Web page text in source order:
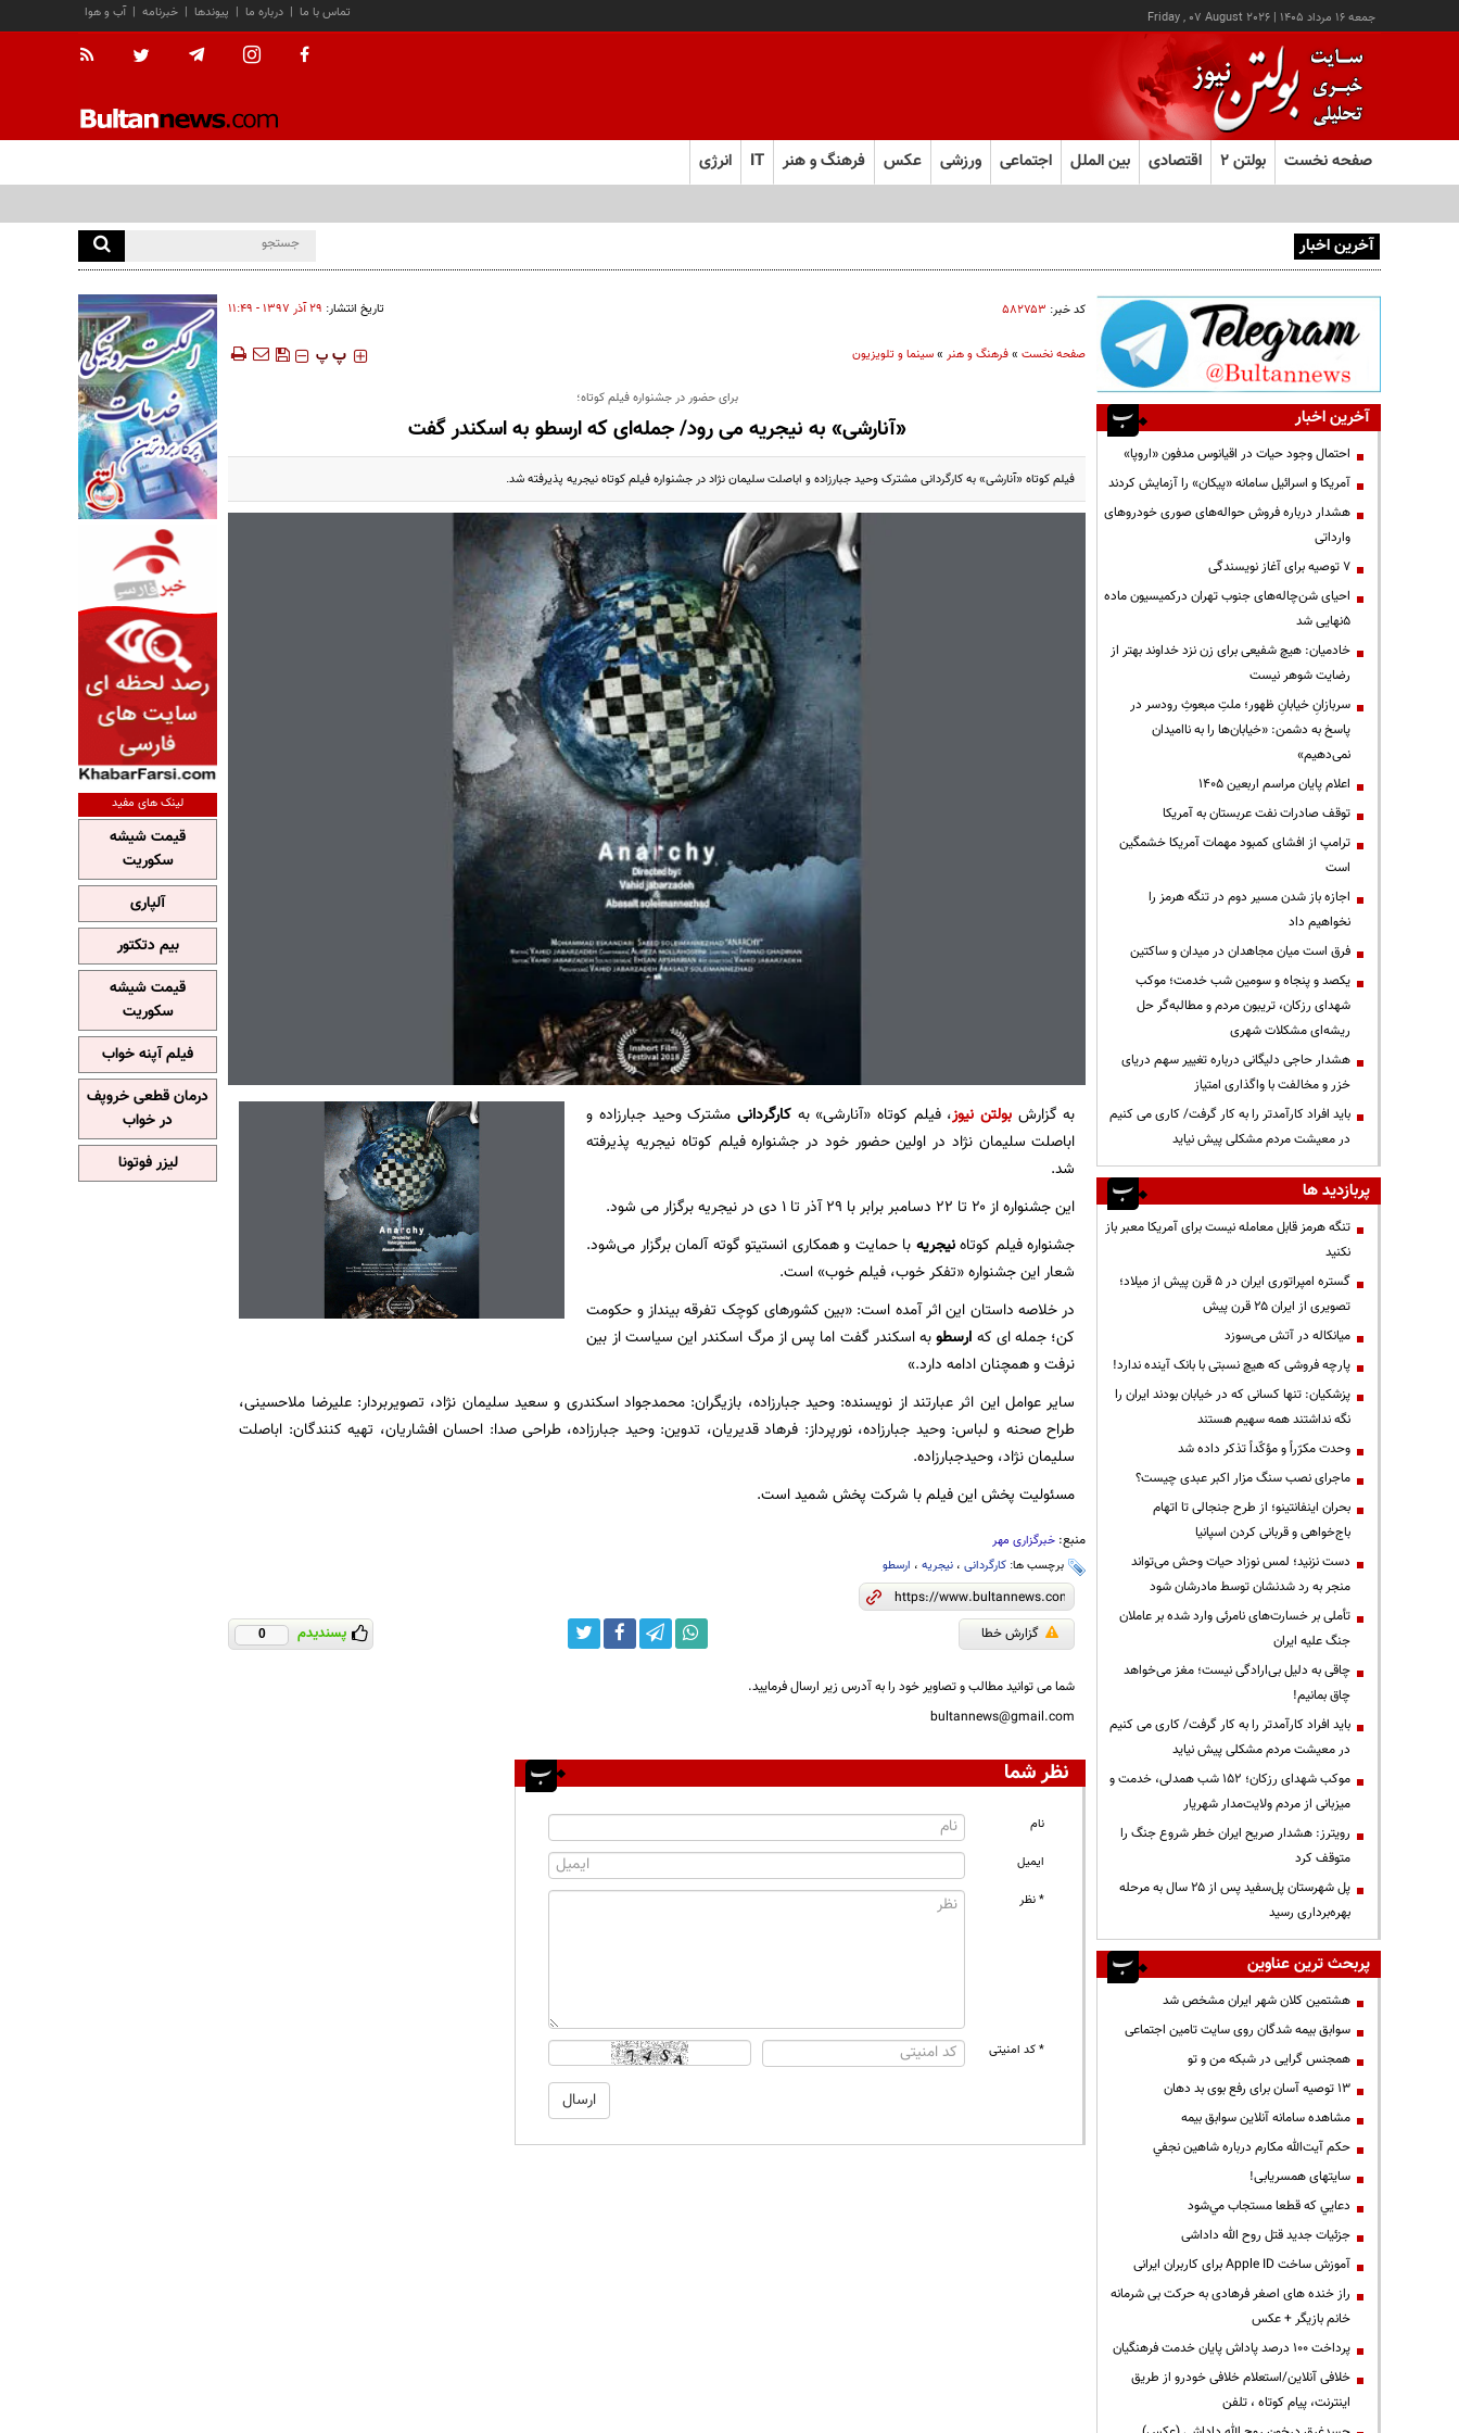
جمعه ۱۶ مرداد ۱۴۰۵ |
Friday , 07 August 2026 آب و هوا | خبرنامه | پیوندها | درباره ما | تماس با ما
صفحه نخست بولتن ۲ اقتصادی بین الملل اجتماعی ورزشی عکس فرهنگ و هنر IT انرژی
آخرین اخبار
کد خبر: ۵۸۲۷۵۳ تاریخ انتشار: ۲۹ آذر ۱۳۹۷ - ۱۱:۴۹
صفحه نخست»فرهنگ و هنر»سینما و تلویزیون ‍‍‍ پ پ
برای حضور در جشنواره فیلم کوتاه؛
«آنارشی» به نیجریه می رود/ جمله‌ای که ارسطو به اسکندر گفت
فیلم کوتاه «آنارشی» به کارگردانی مشترک وحید جبارزاده و اباصلت سلیمان نژاد در جشنواره فیلم کوتاه نیجریه پذیرفته شد.
به گزارش بولتن نیوز، فیلم کوتاه «آنارشی» به کارگردانیمشترک وحید جبارزاده و
اباصلت سلیمان نژاد در اولین حضور خود در جشنواره فیلم کوتاه نیجریه پذیرفته
شد.
این جشنواره از ۲۰ تا ۲۲ دسامبر برابر با ۲۹ آذر تا ۱ دی در نیجریه برگزار می شود.
جشنواره فیلم کوتاهنیجریه با حمایت و همکاری انستیتو گوته آلمان برگزار می‌شود.
شعار این جشنواره «تفکر خوب، فیلم خوب» است.
در خلاصه داستان این اثر آمده است: «بین کشورهای کوچک تفرقه بینداز و حکومت
کن؛ جمله ای که ارسطوبه اسکندر گفت اما پس از مرگ اسکندر این سیاست از بین
نرفت و همچنان ادامه دارد.»
سایر عوامل این اثر عبارتند از نویسنده: وحید جبارزاده، بازیگران: محمدجواد اسکندری و سعید سلیمان نژاد، تصویربردار: علیرضا ملاحسینی،
طراح صحنه و لباس: وحید جبارزاده، نورپرداز: فرهاد قدیریان، تدوین: وحید جبارزاده، طراحی صدا: احسان افشاریان، تهیه کنندگان: اباصلت
سلیمان نژاد، وحیدجبارزاده.
مسئولیت پخش این فیلم با شرکت پخش شمید است.
منبع: خبرگزاری مهر
برچسب ها: کارگردانی، نیجریه، ارسطو
گزارش خطا پسندیدم 0
شما می توانید مطالب و تصاویر خود را به آدرس زیر ارسال فرمایید.
bultannews@gmail.com
نظر شما
نام
ایمیل
* نظر
* کد امنیتی
آخرین اخبار
احتمال وجود حیات در اقیانوس مدفون «اروپا»
آمریکا و اسرائیل سامانه «پیکان» را آزمایش کردند
هشدار درباره فروش حواله‌های صوری خودروهای
وارداتی
۷ توصیه برای آغاز نویسندگی
احیای شن‌چاله‌های جنوب تهران درکمیسیون ماده
۵نهایی شد
خادمیان: هیچ شفیعی برای زن نزد خداوند بهتر از
رضایت شوهر نیست
سربازانِ خیابانِ ظهور؛ ملتِ مبعوثِ رودسر در
پاسخ به دشمن: «خیابان‌ها را به ناامیدان
نمی‌دهیم»
اعلام پایان مراسم اربعین ۱۴۰۵
توقف صادرات نفت عربستان به آمریکا
ترامپ از افشای کمبود مهمات آمریکا خشمگین
است
اجازه باز شدن مسیر دوم در تنگه هرمز را
نخواهیم داد
فرق است میان مجاهدان در میدان و ساکتین
یکصد و پنجاه و سومین شب خدمت؛ موکب
شهدای رزکان، تریبون مردم و مطالبه‌گر حل
ریشه‌ای مشکلات شهری
هشدار حاجی دلیگانی درباره تغییر سهم دریای
خزر و مخالفت با واگذاری امتیاز
باید افراد کارآمدتر را به کار گرفت/ کاری می کنیم
در معیشت مردم مشکلی پیش نیاید
پربازدید ها
تنگه هرمز قابل معامله نیست برای آمریکا معبر باز
نکنید
گستره امپراتوری ایران در ۵ قرن پیش از میلاد؛
تصویری از ایران ۲۵ قرن پیش
میانکاله در آتش می‌سوزد
پارچه فروشی که هیچ نسبتی با بانک آینده ندارد!
پزشکیان: تنها کسانی که در خیابان بودند ایران را
نگه نداشتند همه سهیم هستند
وحدت مکرّراً و مؤکّداً تذکر داده شد
ماجرای نصب سنگ مزار اکبر عبدی چیست؟
بحران اینفانتینو؛ از طرح جنجالی تا اتهام
باج‌خواهی و قربانی کردن اسپانیا
دست نزنید؛ لمس نوزاد حیات وحش می‌تواند
منجر به رد شدنشان توسط مادرشان شود
تأملی بر خسارت‌های نامرئی وارد شده بر عاملان
جنگ علیه ایران
چاقی به دلیل بی‌ارادگی نیست؛ مغز می‌خواهد
چاق بمانیم!
باید افراد کارآمدتر را به کار گرفت/ کاری می کنیم
در معیشت مردم مشکلی پیش نیاید
موکب شهدای رزکان؛ ۱۵۲ شب همدلی، خدمت و
میزبانی از مردم ولایت‌مدار شهریار
رویترز: هشدار صریح ایران خطر شروع جنگ را
متوقف کرد
پل شهرستان پل‌سفید پس از ۲۵ سال به مرحله
بهره‌برداری رسید
پربحث ترین عناوین
هشتمین کلان شهر ایران مشخص شد
سوابق بیمه شدگان روی سایت تامین اجتماعی
همجنس گرایی در شبکه من و تو
13 توصیه آسان برای رفع بوی بد دهان
مشاهده سامانه آنلاين سوابق بیمه
حكم آيت‌الله مكارم درباره شاهين نجفي
سایتهای همسریابی!
دعايي كه قطعا مستجاب مي‌شود
جزئیات جدید قتل روح الله داداشی
آموزش ساخت Apple ID برای کاربران ایرانی
راز خنده های اصغر فرهادی به حرکت بی شرمانه
خانم بازیگر + عکس
پرداخت ۱۰۰ درصد پاداش پایان خدمت فرهنگیان
خلافی آنلاین/استعلام خلافی خودرو از طریق
اینترنت، پیام کوتاه ، تلفن
لینک های مفید
قیمت شیشه
سکوریت
آلپاری
بیم دتکتور
قیمت شیشه
سکوریت
فیلم آپنه خواب
درمان قطعی خروپف
در خواب
لیزر فوتونا